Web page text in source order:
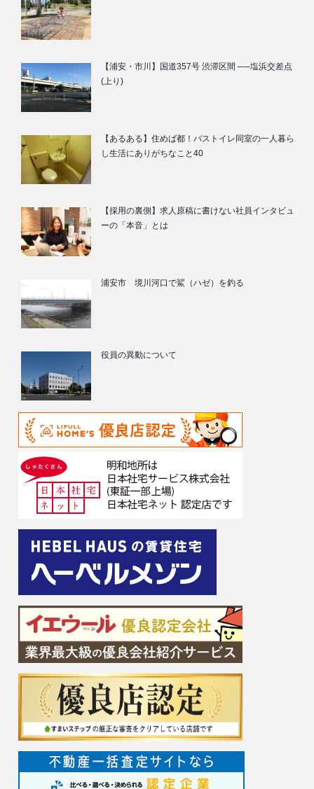
【浦安・市川】国道357号 渋滞区間 ──塩浜交差点
(上り)
【あるある】住めば都！バストイレ同室の一人暮ら
し生活にありがちなこと40
【採用の裏側】求人原稿に書けない社員インタビュ
ーの「本音」とは
浦安市 境川河口で鯊（ハゼ）を釣る
役員の異動について